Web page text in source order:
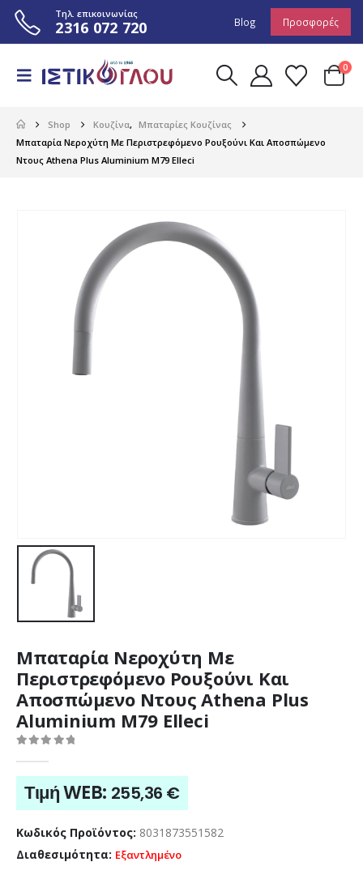
Τηλ. επικοινωνίας
2316 072 720 Blog Προσφορές
0
Shop Κουζίνα, Μπαταρίες Κουζίνας
Μπαταρία Νεροχύτη Με Περιστρεφόμενο Ρουξούνι Και Αποσπώμενο
Ντους Athena Plus Aluminium M79 Elleci
Μπαταρία Νεροχύτη Με
Περιστρεφόμενο Ρουξούνι Και
Αποσπώμενο Ντους Athena Plus
Aluminium M79 Elleci
Τιμή WEB: 255,36 €
Κωδικός Προϊόντος: 8031873551582
Διαθεσιμότητα: Εξαντλημένο